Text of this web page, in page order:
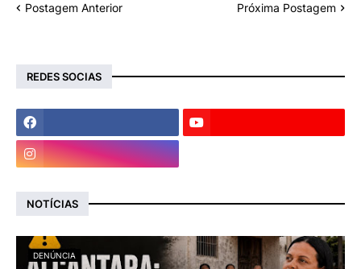
Postagem Anterior Próxima Postagem
REDES SOCIAS
NOTÍCIAS
DENÚNCIA